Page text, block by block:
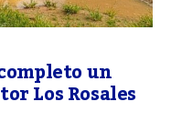
un
Los Rosales